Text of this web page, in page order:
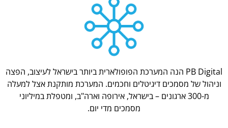
PB Digital הנה המערכת הפופולארית ביותר בישראל לעיצוב, הפצה
וניהול של מסמכים דיגיטלים וחכמים. המערכת מותקנת אצל למעלה
מ-300 ארגונים – בישראל, אירופה וארה"ב, ומטפלת במיליוני
מסמכים מדי יום.